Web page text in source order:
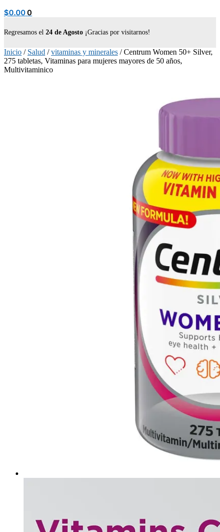
$0.00 0
Regresamos el 24 de Agosto ¡Gracias por visitarnos!
Inicio / Salud /vitaminas y minerales /Centrum Women 50+ Silver,
275 tabletas, Vitaminas para mujeres mayores de 50 años,
Multivitaminico